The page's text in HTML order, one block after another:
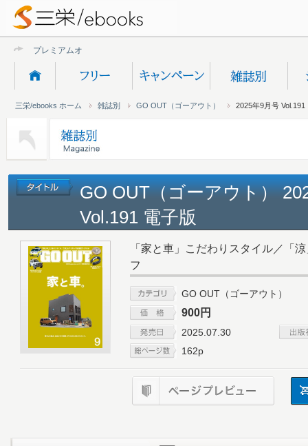
プレミアムオンライン
三栄/ebooks ホーム 雑誌別 GO OUT（ゴーアウト） 2025年9月号 Vol.191
GO OUT（ゴーアウト）
Vol.191 電子版
「家と車」こだわりスタイル／「
フ
GO OUT（ゴーアウト）
900円
2025.07.30
162p